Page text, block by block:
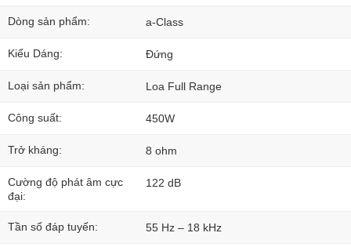
Dòng sản phẩm: a-Class
Kiểu Dáng: Đứng
Loại sản phẩm: Loa Full Range
Công suất: 450W
Trở kháng: 8 ohm
Cường độ phát âm cực
đại:
122 dB
Tần số đáp tuyến: 55 Hz – 18 kHz